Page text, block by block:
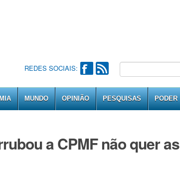
REDES SOCIAIS:
MUNDO OPINIÃO PESQUISAS PODER
a CPMF não quer as